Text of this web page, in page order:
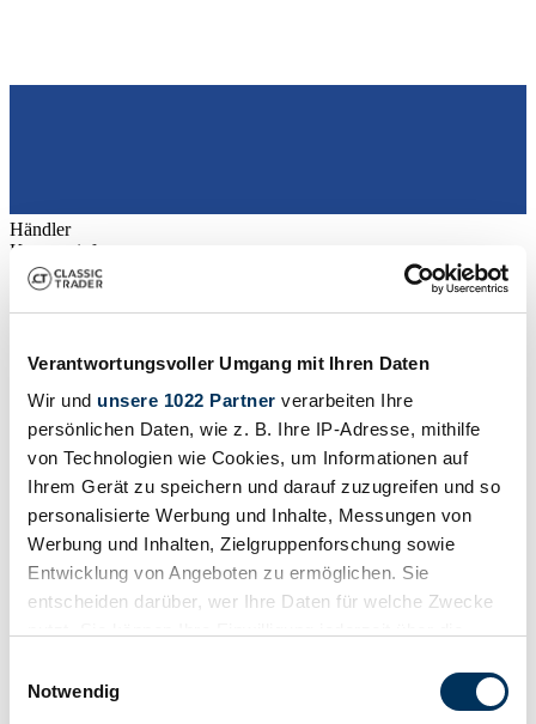
Verantwortungsvoller Umgang mit Ihren Daten
Wir und unsere 1022 Partner verarbeiten Ihre
persönlichen Daten, wie z. B. Ihre IP-Adresse, mithilfe
von Technologien wie Cookies, um Informationen auf
Ihrem Gerät zu speichern und darauf zuzugreifen und so
personalisierte Werbung und Inhalte, Messungen von
Werbung und Inhalten, Zielgruppenforschung sowie
Entwicklung von Angeboten zu ermöglichen. Sie
entscheiden darüber, wer Ihre Daten für welche Zwecke
Trigger Symbol ändern oder widerrufen
Notwendig
Händler
Karosserieform
Kombi
Tachostand (abgelesen)
Nicht angegeben
130 / 177